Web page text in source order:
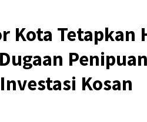
Kota Tetapkan
Kosan